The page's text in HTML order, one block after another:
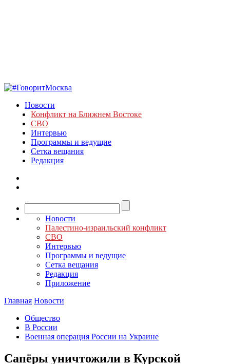
Новости
Конфликт на Ближнем Востоке
СВО
Интервью
Программы и ведущие
Сетка вещания
Редакция
Новости
Палестино-израильский конфликт
СВО
Интервью
Программы и ведущие
Сетка вещания
Редакция
Приложение
Главная Новости
Общество
В России
Военная операция России на Украине
Сапёры уничтожили в Курской